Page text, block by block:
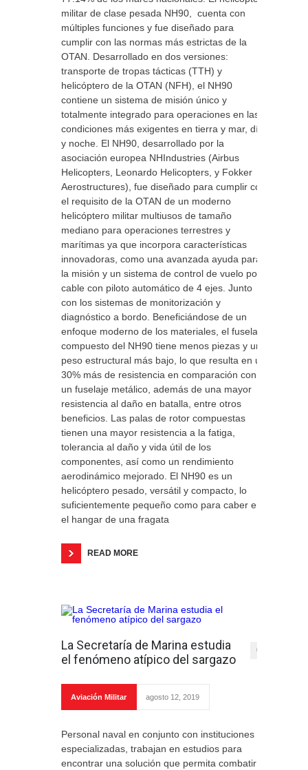
militar de clase pesada NH90, cuenta con
múltiples funciones y fue diseñado para
cumplir con las normas más estrictas de la
OTAN. Desarrollado en dos versiones:
transporte de tropas tácticas (TTH) y
helicóptero de la OTAN (NFH), el NH90
contiene un sistema de misión único y
totalmente integrado para operaciones en las
condiciones más exigentes en tierra y mar, día
y noche. El NH90, desarrollado por la
asociación europea NHIndustries (Airbus
Helicopters, Leonardo Helicopters, y Fokker
Aerostructures), fue diseñado para cumplir con
el requisito de la OTAN de un moderno
helicóptero militar multiusos de tamaño
mediano para operaciones terrestres y
marítimas ya que incorpora características
innovadoras, como una avanzada ayuda para
la misión y un sistema de control de vuelo por
cable con piloto automático de 4 ejes. Junto
con los sistemas de monitorización y
diagnóstico a bordo. Beneficiándose de un
enfoque moderno de los materiales, el fuselaje
compuesto del NH90 tiene menos piezas y un
peso estructural más bajo, lo que resulta en un
30% más de resistencia en comparación con
un fuselaje metálico, además de una mayor
resistencia al daño en batalla, entre otros
beneficios. Las palas de rotor compuestas
tienen una mayor resistencia a la fatiga,
tolerancia al daño y vida útil de los
componentes, así como un rendimiento
aerodinámico mejorado. El NH90 es un
helicóptero pesado, versátil y compacto, lo
suficientemente pequeño como para caber en
el hangar de una fragata
READ MORE
La Secretaría de Marina estudia
el fenómeno atípico del sargazo
0
Aviación Militar agosto 12, 2019
Personal naval en conjunto con instituciones
especializadas, trabajan en estudios para
encontrar una solución que permita combatir